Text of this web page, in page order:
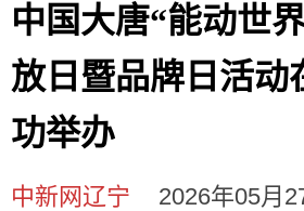
中国大唐“能动世
放日暨品牌日活动
功举办
中新网辽宁 2026年05月